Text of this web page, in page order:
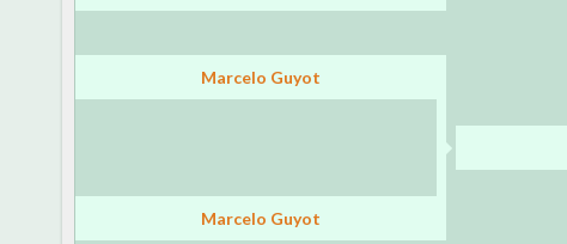
Marcelo Guyot
Marcelo Guyot